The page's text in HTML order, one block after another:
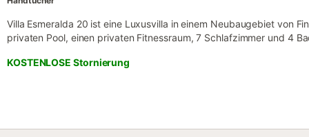
Villa Esmeralda 20 ist eine Luxusvilla in einem Neubaugebiet von
privaten Pool, einen privaten Fitnessraum, 7 Schlafzimmer und 4
einchecken. Nach 22:00 Uhr ist kein Check-in mehr möglich.
NRA-Nummer:
erlaubt. Rauchen: Nicht erlaubt. Veranstaltungen: Nicht erlaubt.
5 Autominuten entfernt entdecken Sie eine Vielzahl von
und die berühmten Strände von Benidorm. Darüber hinaus sind
KOSTENLOSE Stornierung